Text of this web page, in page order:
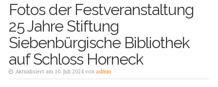
Fotos der Festveranstaltung
25 Jahre Stiftung
Siebenbürgische Bibliothek
auf Schloss Horneck
Aktualisiert am 10. Juli 2024 von admin